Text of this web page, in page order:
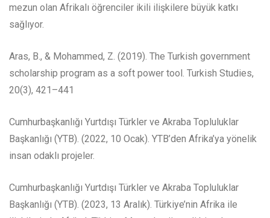
mezun olan Afrikalı öğrenciler ikili ilişkilere büyük katkı
sağlıyor.
Aras, B., & Mohammed, Z. (2019). The Turkish government
scholarship program as a soft power tool. Turkish Studies,
20(3), 421–441
Cumhurbaşkanlığı Yurtdışı Türkler ve Akraba Topluluklar
Başkanlığı (YTB). (2022, 10 Ocak). YTB’den Afrika’ya yönelik
insan odaklı projeler.
Cumhurbaşkanlığı Yurtdışı Türkler ve Akraba Topluluklar
Başkanlığı (YTB). (2023, 13 Aralık). Türkiye’nin Afrika ile